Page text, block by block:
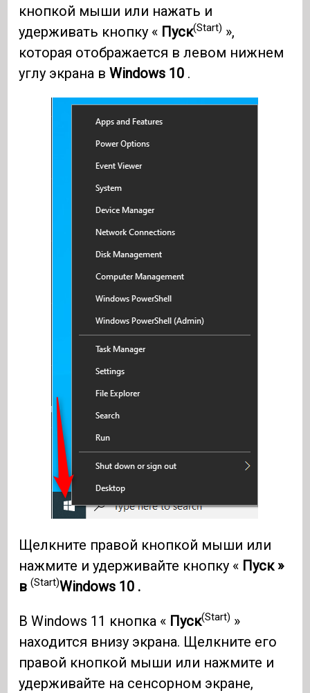
кнопкой мыши или нажать и
удерживать кнопку « Пуск(Start) »,
которая отображается в левом нижнем
углу экрана вWindows 10 .
Щелкните правой кнопкой мыши или
нажмите и удерживайте кнопку « Пуск »
в(Start)Windows 10 .
В Windows 11 кнопка « Пуск(Start) »
находится внизу экрана. Щелкните его
правой кнопкой мыши или нажмите и
удерживайте на сенсорном экране,